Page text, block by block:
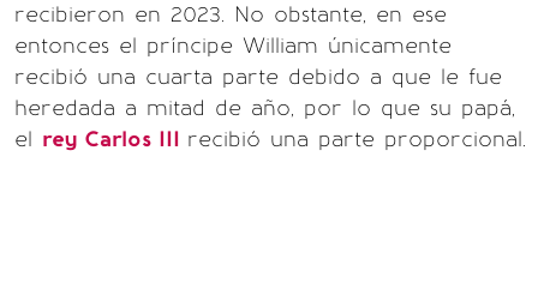
recibieron en 2023. No obstante, en ese
entonces el príncipe William únicamente
recibió una cuarta parte debido a que le fue
heredada a mitad de año, por lo que su papá,
el rey Carlos III recibió una parte proporcional.